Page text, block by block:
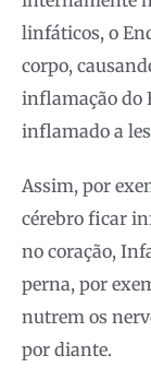
linfáticos, o
corpo,
inflamação do
inflamado a
Assim, por
cérebro ficar
no coração,
perna, por
nutrem os
por diante.